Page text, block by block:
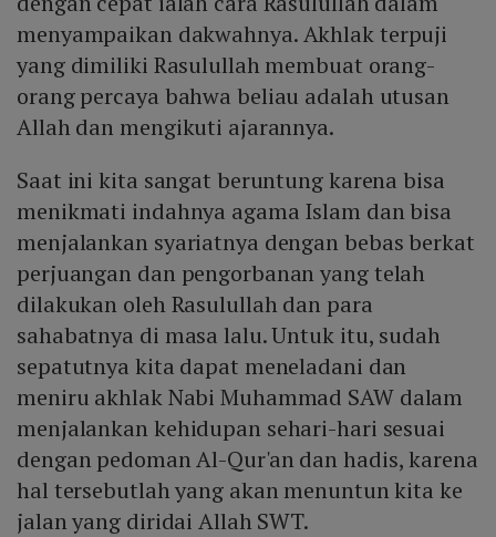
menyampaikan dakwahnya. Akhlak terpuji
yang dimiliki Rasulullah membuat orang-
orang percaya bahwa beliau adalah utusan
Allah dan mengikuti ajarannya.
Saat ini kita sangat beruntung karena bisa
menikmati indahnya agama Islam dan bisa
menjalankan syariatnya dengan bebas berkat
perjuangan dan pengorbanan yang telah
dilakukan oleh Rasulullah dan para
sahabatnya di masa lalu. Untuk itu, sudah
sepatutnya kita dapat meneladani dan
meniru akhlak Nabi Muhammad SAW dalam
menjalankan kehidupan sehari-hari sesuai
dengan pedoman Al-Qur'an dan hadis, karena
hal tersebutlah yang akan menuntun kita ke
jalan yang diridai Allah SWT.